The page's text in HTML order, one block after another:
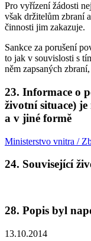
Pro vyřízení žádosti
však držitelům zbraní
činnosti jim zakazuje.
Sankce za porušení
to jak v souvislosti s
něm zapsaných
23. Informace o
životní situace)
a v jiné formě
Ministerstvo vnitra /
24. Související
28. Popis byl
13.10.2014